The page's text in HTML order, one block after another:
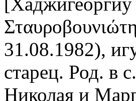
31.08.1982),
старец. Род. в
Николая и